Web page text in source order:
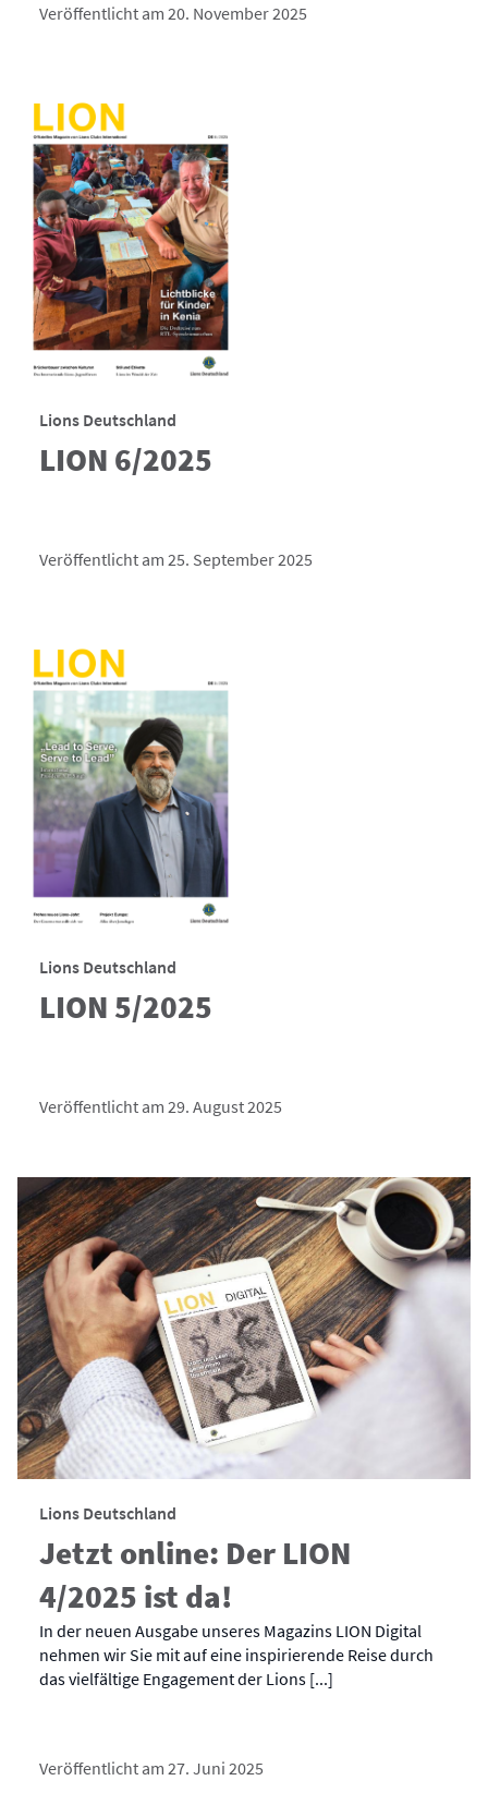
Veröffentlicht am 20. November 2025
Lions Deutschland
LION 6/2025
Veröffentlicht am 25. September 2025
Lions Deutschland
LION 5/2025
Veröffentlicht am 29. August 2025
Lions Deutschland
Jetzt online: Der LION
4/2025 ist da!
In der neuen Ausgabe unseres Magazins LION Digital
nehmen wir Sie mit auf eine inspirierende Reise durch
das vielfältige Engagement der Lions [...]
Veröffentlicht am 27. Juni 2025